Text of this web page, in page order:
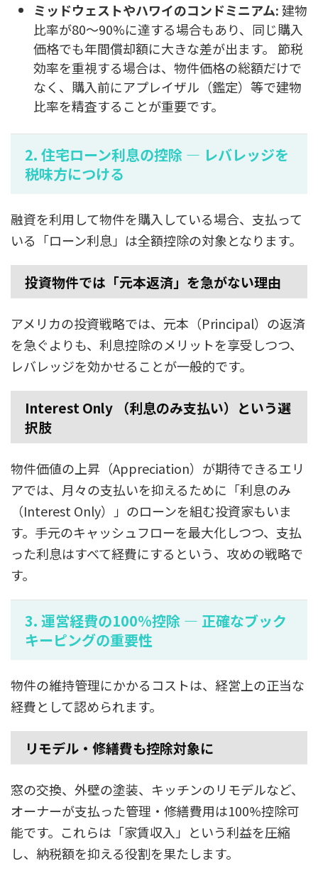
ミッドウェストやハワイのコンドミニアム:建物
比率が80〜90%に達する場合もあり、同じ購入
価格でも年間償却額に大きな差が出ます。 節税
効率を重視する場合は、物件価格の総額だけで
なく、購入前にアプレイザル（鑑定）等で建物
比率を精査することが重要です。
2. 住宅ローン利息の控除 — レバレッジを
税味方につける
融資を利用して物件を購入している場合、支払って
いる「ローン利息」は全額控除の対象となります。
投資物件では「元本返済」を急がない理由
アメリカの投資戦略では、元本（Principal）の返済
を急ぐよりも、利息控除のメリットを享受しつつ、
レバレッジを効かせることが一般的です。
Interest Only （利息のみ支払い）という選
択肢
物件価値の上昇（Appreciation）が期待できるエリ
アでは、月々の支払いを抑えるために「利息のみ
（Interest Only）」のローンを組む投資家もいま
す。手元のキャッシュフローを最大化しつつ、支払
った利息はすべて経費にするという、攻めの戦略で
す。
3. 運営経費の100%控除 — 正確なブック
キーピングの重要性
物件の維持管理にかかるコストは、経営上の正当な
経費として認められます。
リモデル・修繕費も控除対象に
窓の交換、外壁の塗装、キッチンのリモデルなど、
オーナーが支払った管理・修繕費用は100%控除可
能です。これらは「家賃収入」という利益を圧縮
し、納税額を抑える役割を果たします。